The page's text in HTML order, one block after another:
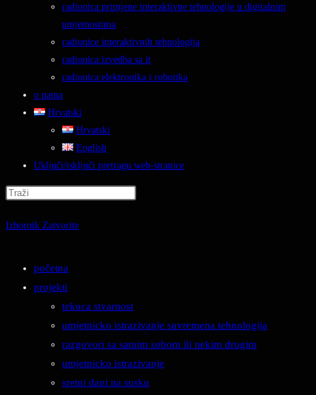
radionica:primjene interaktivne tehnologije u digitalnim
umjetnostima
radionice interaktivnih tehnologija
radionica:izvedba sa it
radionica:elektronika i robotika
o nama
Hrvatski
Hrvatski
English
Uključi/isključi pretragu web-stranice
Izbornik Zatvorite
početna
projekti
tekuca stvarnost
umjetnicko istrazivanje suvremena tehnologija
razgovori sa samim sobom ili nekim drugim
umjetnicko istrazivanje
sretni dani na susku